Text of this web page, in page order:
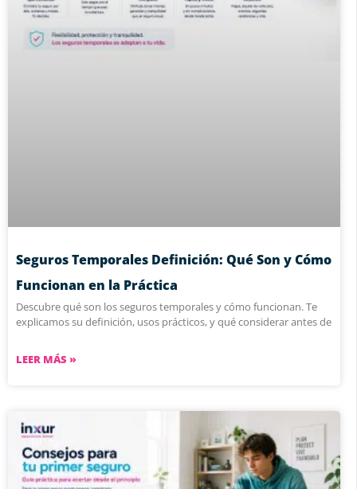
Seguros Temporales Definición: Qué Son y Cómo
Funcionan en la Práctica
Descubre qué son los seguros temporales y cómo funcionan. Te
explicamos su definición, usos prácticos, y qué considerar antes de
LEER MÁS »